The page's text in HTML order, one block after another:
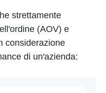
strettamente
(AOV) e
considerazione
di un'azienda: